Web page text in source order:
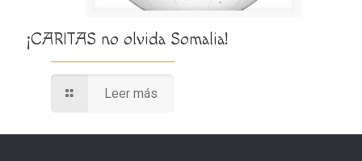
¡CARITAS no olvida Somalia!
Leer más